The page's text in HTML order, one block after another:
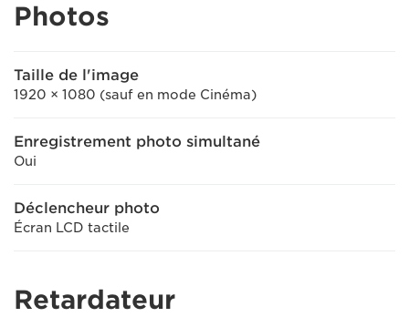
Photos
Taille de l'image
1920 × 1080 (sauf en mode Cinéma)
Enregistrement photo simultané
Oui
Déclencheur photo
Écran LCD tactile
Retardateur